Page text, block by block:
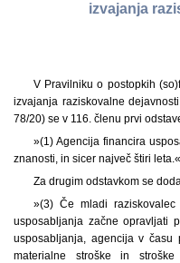
izvajanja
V Pravilniku o postopkih
izvajanja raziskovalne
78/20) se v 116. členu prvi
»(1) Agencija financira
znanosti, in sicer največ štiri
Za drugim odstavkom se
»(3) Če mladi
usposabljanja začne opravljati
usposabljanja, agencija v času
materialne stroške in